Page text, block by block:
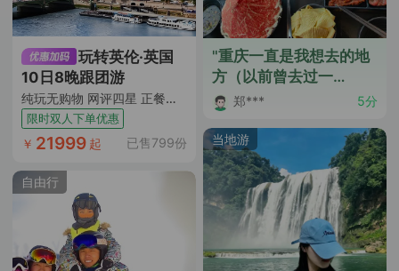
玩转英伦·英国
10日8晚跟团游
纯玩无购物 网评四星 正餐全含 九大门票 约克大教堂入内 格林威治 温德米尔湖区 达西庄园 两大学府 炸鱼和薯条餐 直飞往返 送WIFI和保险
限时双人下单优惠
￥ 21999 起 已售799份
自由行
"重庆一直是我想去的地
方（以前曾去过一
次），当看到春秋的这
得性价比高，行程是我
想去的地方，小周也热
情的介绍一了一下，所
以果断报名。9位小伙伴
结伴出游，一路欢身笑
语，彭导游服务也可
以，不厌其烦的解说和
郑*** 5分
当地游